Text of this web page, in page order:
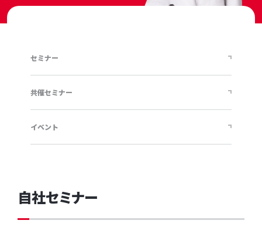
セミナー
共催セミナー
イベント
自社セミナー